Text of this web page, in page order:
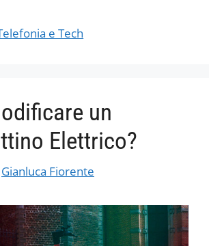
e Tech
un
Elettrico?
Gianluca Fiorente